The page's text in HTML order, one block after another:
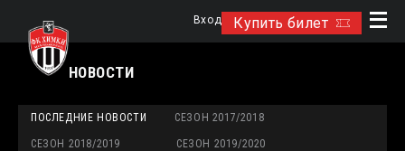
Купить билет
Вход
НОВОСТИ
ПОСЛЕДНИЕ НОВОСТИ СЕЗОН 2017/2018
СЕЗОН 2018/2019 СЕЗОН 2019/2020